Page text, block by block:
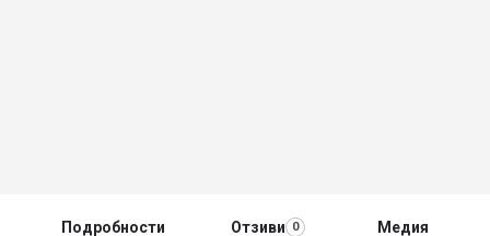
Подробности Отзиви 0 Медия